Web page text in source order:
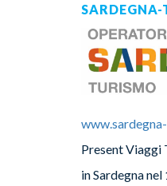
Present Viaggi
in Sardegna